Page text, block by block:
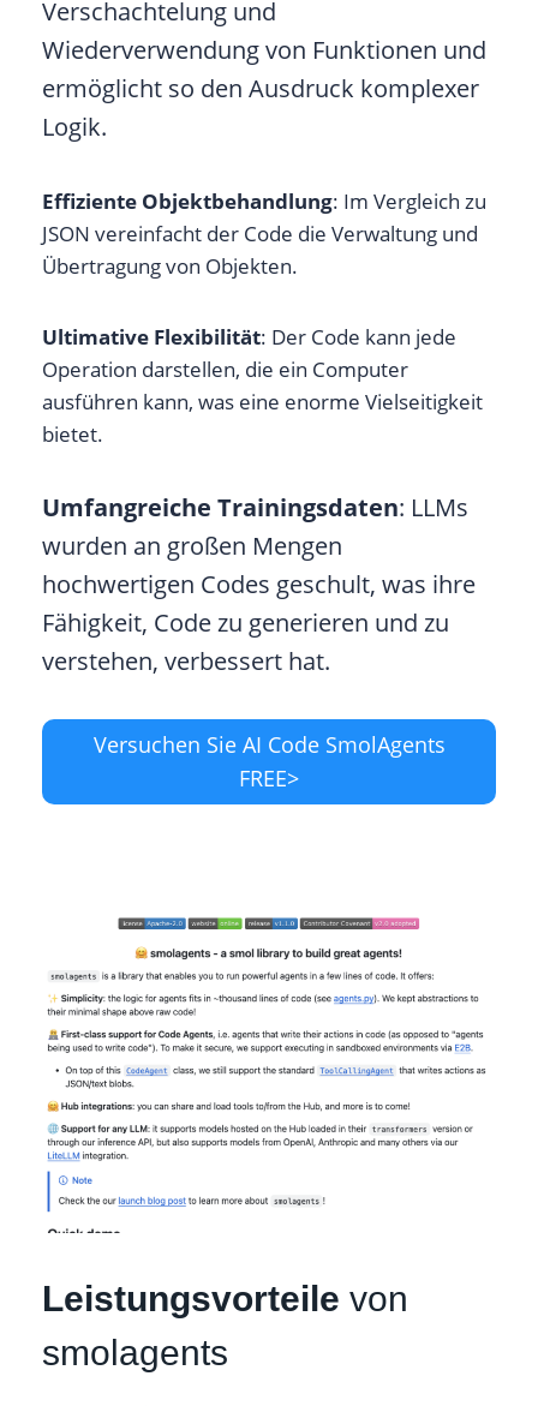
Verschachtelung und
Wiederverwendung von Funktionen und
ermöglicht so den Ausdruck komplexer
Logik.
Effiziente Objektbehandlung: Im Vergleich zu
JSON vereinfacht der Code die Verwaltung und
Übertragung von Objekten.
Ultimative Flexibilität: Der Code kann jede
Operation darstellen, die ein Computer
ausführen kann, was eine enorme Vielseitigkeit
bietet.
Umfangreiche Trainingsdaten: LLMs
wurden an großen Mengen
hochwertigen Codes geschult, was ihre
Fähigkeit, Code zu generieren und zu
verstehen, verbessert hat.
Versuchen Sie AI Code SmolAgents
FREE>
Leistungsvorteile von
smolagents